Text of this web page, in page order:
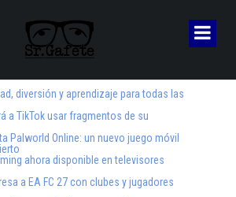
diversión y aprendizaje para todas las
a TikTok usar fragmentos de su
Palworld Online: un nuevo juego móvil
ahora disponible en televisores
a EA FC 27 con clubes y jugadores